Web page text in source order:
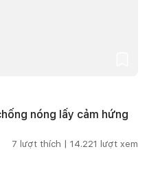
nóng lấy cảm hứng
7 lượt thích | 14.221 lượt xem